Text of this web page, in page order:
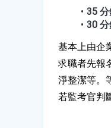
35
30
基本上由企
求職者先報
淨整潔等。
若監考官判